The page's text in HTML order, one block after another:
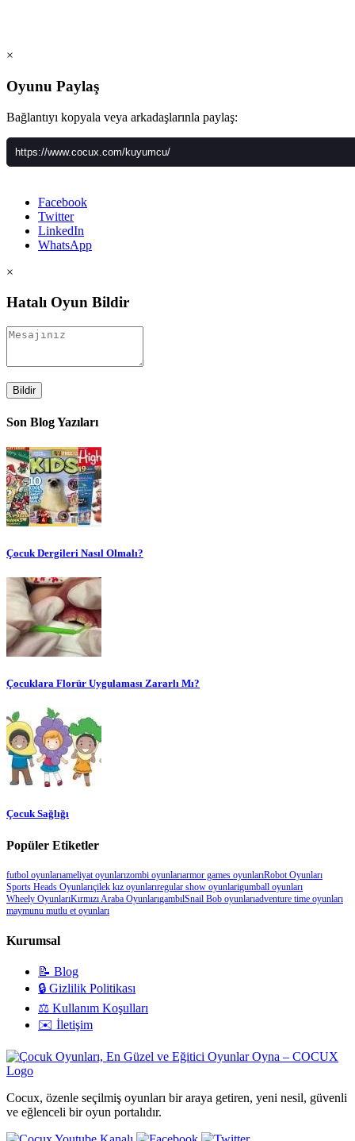
×
Oyunu Paylaş
Bağlantıyı kopyala veya arkadaşlarınla paylaş:
Facebook
Twitter
LinkedIn
WhatsApp
×
Hatalı Oyun Bildir
Bildir
Son Blog Yazıları
Çocuk Dergileri Nasıl Olmalı?
Çocuklara Florür Uygulaması Zararlı Mı?
Çocuk Sağlığı
Popüler Etiketler
futbol oyunlarıameliyat oyunlarızombi oyunlarıarmor games oyunlarıRobot Oyunları
Sports Heads Oyunlarıçilek kız oyunlarıregular show oyunlarigumball oyunları
Wheely OyunlarıKırmızı Araba OyunlarıgambılSnail Bob oyunlarıadventure time oyunları
maymunu mutlu et oyunları
Kurumsal
📝 Blog
🔒 Gizlilik Politikası
⚖️ Kullanım Koşulları
✉️ İletişim
Cocux, özenle seçilmiş oyunları bir araya getiren, yeni nesil, güvenli
ve eğlenceli bir oyun portalıdır.